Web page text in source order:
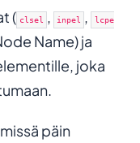
( clsel , inpel , lcpe
Name) ja
joka
päin